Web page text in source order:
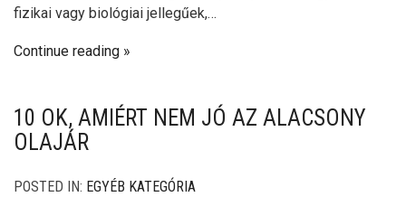
fizikai vagy biológiai jellegűek,…
Continue reading
10 OK, AMIÉRT NEM JÓ AZ ALACSONY
OLAJÁR
POSTED IN: EGYÉB KATEGÓRIA